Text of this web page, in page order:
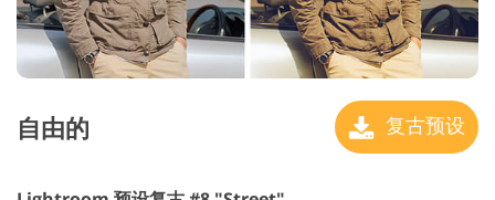
自由的 复古预设